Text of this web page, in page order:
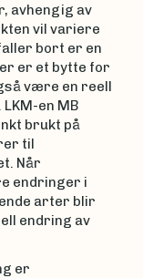
avhengig av
vil variere
bort er en
er et bytte for
være en reell
en MB
brukt på
til
Når
endringer i
arter blir
endring av
er